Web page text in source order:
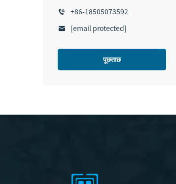
+86-18505073592
[email protected]
पूछताछ